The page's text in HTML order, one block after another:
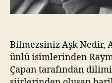
Bilmezsiniz Aşk Nedir,
ünlü isimlerinden
Çapan tarafından